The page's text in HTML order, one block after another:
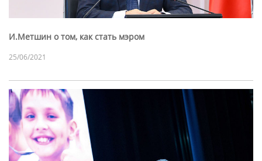
И.Метшин о том, как стать мэром
25/06/2021